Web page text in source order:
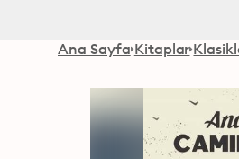
Ana Sayfa Kitaplar